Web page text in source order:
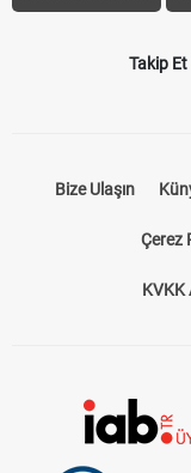
Takip Et
Bize Ulaşın
Çerez
KVKK